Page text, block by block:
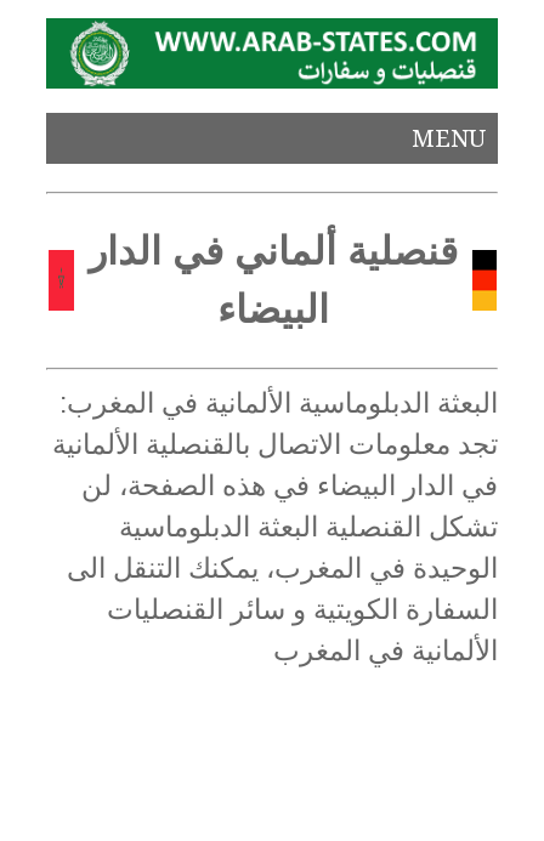
MENU
قنصلية ألماني في الدار
البيضاء
البعثة الدبلوماسية الألمانية في المغرب:
تجد معلومات الاتصال بالقنصلية الألمانية
في الدار البيضاء في هذه الصفحة، لن
تشكل القنصلية البعثة الدبلوماسية
الوحيدة في المغرب، يمكنك التنقل الى
السفارة الكويتية و سائر القنصليات
الألمانية في المغرب